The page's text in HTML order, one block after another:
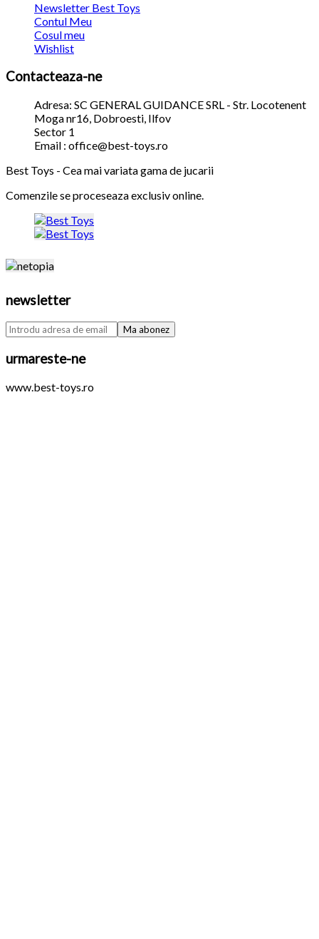
Newsletter Best Toys
Contul Meu
Cosul meu
Wishlist
Contacteaza-ne
Adresa: SC GENERAL GUIDANCE SRL - Str. Locotenent
Moga nr16, Dobroesti, Ilfov
Sector 1
Email : office@best-toys.ro
Best Toys - Cea mai variata gama de jucarii
Comenzile se proceseaza exclusiv online.
newsletter
urmareste-ne
www.best-toys.ro